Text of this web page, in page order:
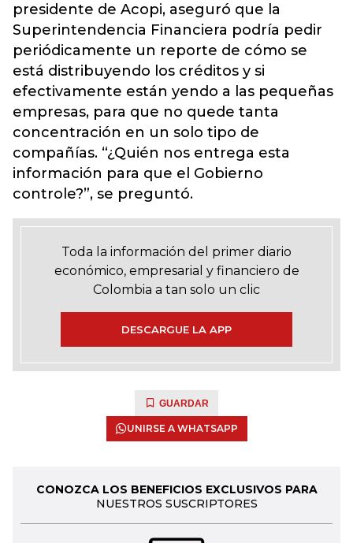
presidente de Acopi, aseguró que la
Superintendencia Financiera podría pedir
periódicamente un reporte de cómo se
está distribuyendo los créditos y si
efectivamente están yendo a las pequeñas
empresas, para que no quede tanta
concentración en un solo tipo de
compañías. “¿Quién nos entrega esta
información para que el Gobierno
controle?”, se preguntó.
Toda la información del primer diario
económico, empresarial y financiero de
Colombia a tan solo un clic
DESCARGUE LA APP
GUARDAR
UNIRSE A WHATSAPP
CONOZCA LOS BENEFICIOS EXCLUSIVOS PARA
NUESTROS SUSCRIPTORES